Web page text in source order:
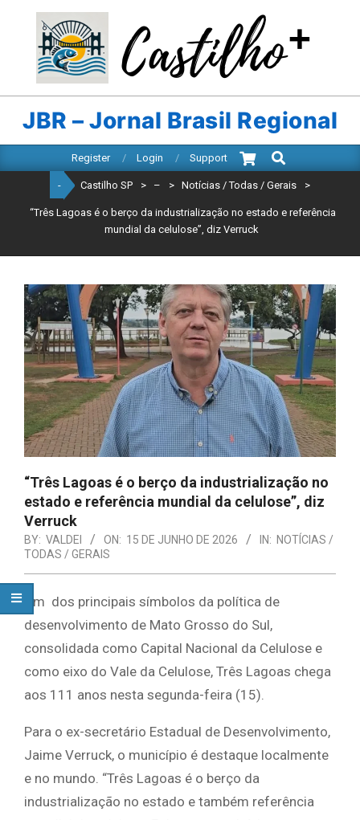
content
CASTILHO
SP
JBR – Jornal Brasil Regional
Navigation
Register Login Support
Search
- Castilho SP > – > Notícias / Todas / Gerais >
“Três Lagoas é o berço da industrialização no estado e referência
mundial da celulose”, diz Verruck
“Três Lagoas é o berço da industrialização no
estado e referência mundial da celulose”, diz
Verruck
BY: VALDEI ON: 15 DE JUNHO DE 2026 IN: NOTÍCIAS /
TODAS / GERAIS
Um dos principais símbolos da política de
desenvolvimento de Mato Grosso do Sul,
consolidada como Capital Nacional da Celulose e
como eixo do Vale da Celulose, Três Lagoas chega
aos 111 anos nesta segunda-feira (15).
Para o ex-secretário Estadual de Desenvolvimento,
Jaime Verruck, o município é destaque localmente
e no mundo. “Três Lagoas é o berço da
industrialização no estado e também referência